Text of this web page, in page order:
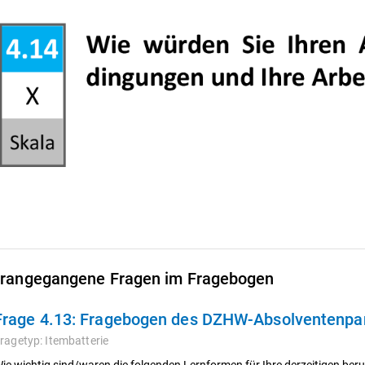
Fragen im Fragebogen
4.13: Fragebogen des DZHW-
Itembatterie